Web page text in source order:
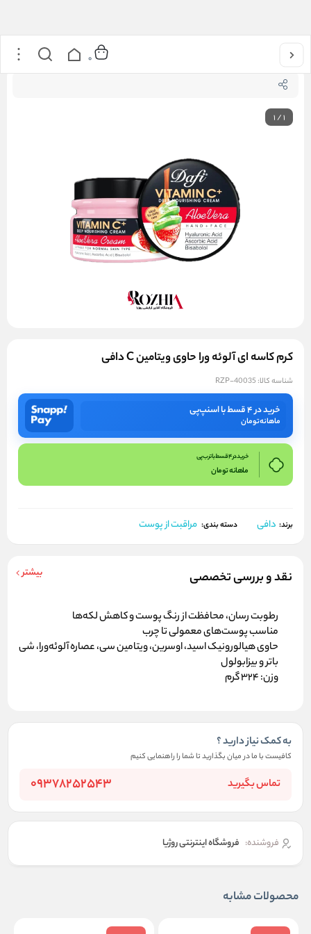
خانه کرم کاسه ای آلوئه ورا حاوی ویتامین C دافی 0
1/1
کرم کاسه ای آلوئه ورا حاوی ویتامین C دافی
شناسه کالا: RZP-40035
خرید در ۴ قسط با اسنپ‌پی
ماهانهتومان
خرید در 4 قسط با ترب پی
ماهانهتومان
برند: دافی دسته بندی: مراقبت از پوست
نقد و بررسی تخصصی بیشتر
رطوبت رسان، محافظت از رنگ پوست و کاهش لکه‌ها
مناسب پوست‌های معمولی تا چرب
حاوی هیالورونیک اسید، اوسرین، ویتامین سی، عصاره آلوئه‌ورا، شی
باتر و بیزابولول
وزن: 324 گرم
به کمک نیاز دارید ؟
کافیست با ما در میان بگذارید تا شما را راهنمایی کنیم
تماس بگیرید 09378252543
فروشنده: فروشگاه اینترنتی روژیا
محصولات مشابه